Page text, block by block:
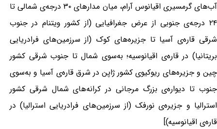
آب‌های گرمسیری اقیانوس آرام، میان مدارهای ۳۰ درجه‌ی شمالی تا
۲۴ درجه‌ی جنوبی از عرض جغرافیایی (از کشور ویتنام در جنوب
شرقی قاره‌ی آسیا تا جزیره‌های کوک (از سرزمین‌های فرادریایی
بریتانیا) در قاره‌ی اقیانوسیه؛ به‌سوی شمال تا جنوب شرقی کشور
چین و جزیره‌های ریوکیوی کشور ژاپن در شرق قاره‌ی آسیا و به‌سوی
جنوب تا دیواره‌ی بزرگ مرجانی در کرانه‌های شمال شرقی کشور
استرالیا و جزیره‌ی نورفک (از سرزمین‌های فرادریایی استرالیا) در
قاره‌ی اقیانوسیه)]